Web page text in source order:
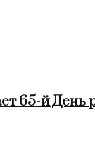
65-й День